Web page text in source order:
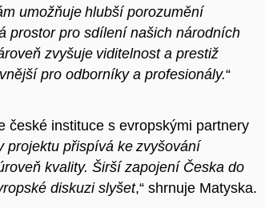
umožňuje hlubší porozumění
prostor pro sdílení našich národních
zvyšuje viditelnost a prestiž
pro odborníky a profesionály.“
české instituce s evropskými partnery
projektu přispívá ke zvyšování
kvality. Širší zapojení Česka do
diskuzi slyšet,“ shrnuje Matyska.